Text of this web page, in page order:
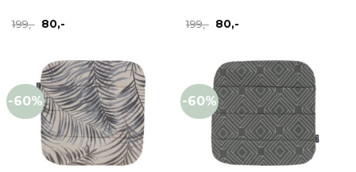
199,- Opprinnelig
pris
80,-Nåværende
199,- Opprinnelig
pris
80,-Nåværende
-60% -60%